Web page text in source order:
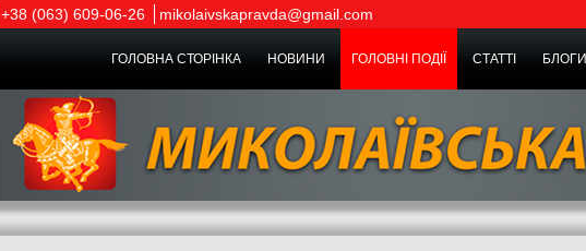
+38 (063) 609-06-26 mikolaivskapravda@gmail.com
ГОЛОВНА СТОРІНКА НОВИНИ ГОЛОВНІ ПОДІЇ СТАТТІ БЛОГИ